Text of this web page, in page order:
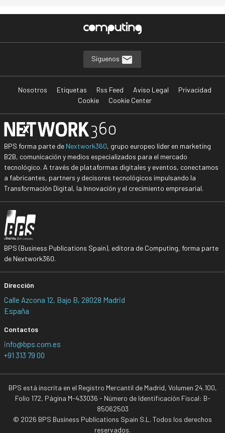
Síguenos
Nosotros Etiquetas Rss Feed Aviso Legal
Privacidad
Cookie
Cookie Center
BPS forma parte de Nextwork360, grupo europeo líder en marketing
B2B, comunicación y medios especializados para el mercado
tecnológico. A través de plataformas digitales y eventos, conectamos
a fabricantes, partners y decisores tecnológicos impulsando la
Transformación Digital, la Innovación y el crecimiento empresarial.
BPS (Business Publications Spain), editora de Computing, forma parte
de Nextwork360.
Dirección
Calle Azcona 12, Bajo B, 28028 Madrid
España
Contactos
info@bps.com.es
+91 313 79 00
BPS está inscrita en el Registro Mercantil de Madrid, Volumen 24.100,
Folio 172, Página M-433036 - Número de Identificación Fiscal: B-
85062503
© 2026 BPS Business Publications Spain S.L. Todos los derechos
reservados.